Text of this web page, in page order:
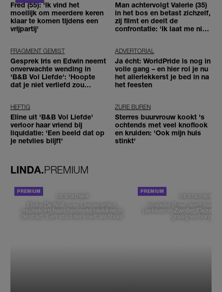
Fred (55): 'Ik vind het
moeilijk om meerdere keren
klaar te komen tijdens een
vrijpartij'
Man achtervolgt Valerie (35)
in het bos en betast zichzelf,
zij filmt en deelt de
confrontatie: 'Ik laat me niet
FRAGMENT GEMIST
Gesprek Iris en Edwin neemt
onverwachte wending in
'B&B Vol Liefde': 'Hoopte
dat je niet verliefd zou
ADVERTORIAL
Ja écht: WorldPride is nog in
volle gang – en hier rol je nu
het allerlekkerst je bed in na
het feesten
HEFTIG
Eline uit 'B&B Vol Liefde'
verloor haar vriend bij
liquidatie: 'Een beeld dat op
je netvlies blijft'
ZURE BUREN
Sterres buurvrouw kookt 's
ochtends met veel knoflook
en kruiden: 'Ook mijn huis
stinkt'
LINDA.PREMIUM
DE STAD VAN
Elske DeWall over Leeuwarden,
muziek en haar favoriete plekken in
de stad: 'Een stad die voelt als thuis'
DE STAD VAN
Isabelle Boer deelt haar
plekken in Zwolle: 'Deze
graag verborgen'